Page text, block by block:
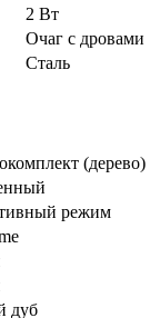
2 Вт
Очаг с дровами
Сталь
(дерево)
режим
дуб